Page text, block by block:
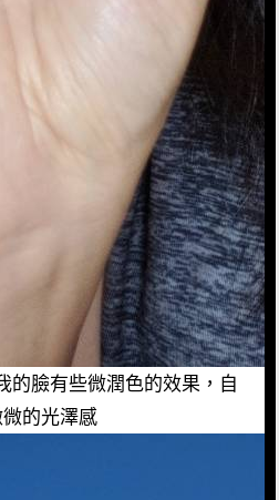
的臉有些微潤色的效果，自
的光澤感